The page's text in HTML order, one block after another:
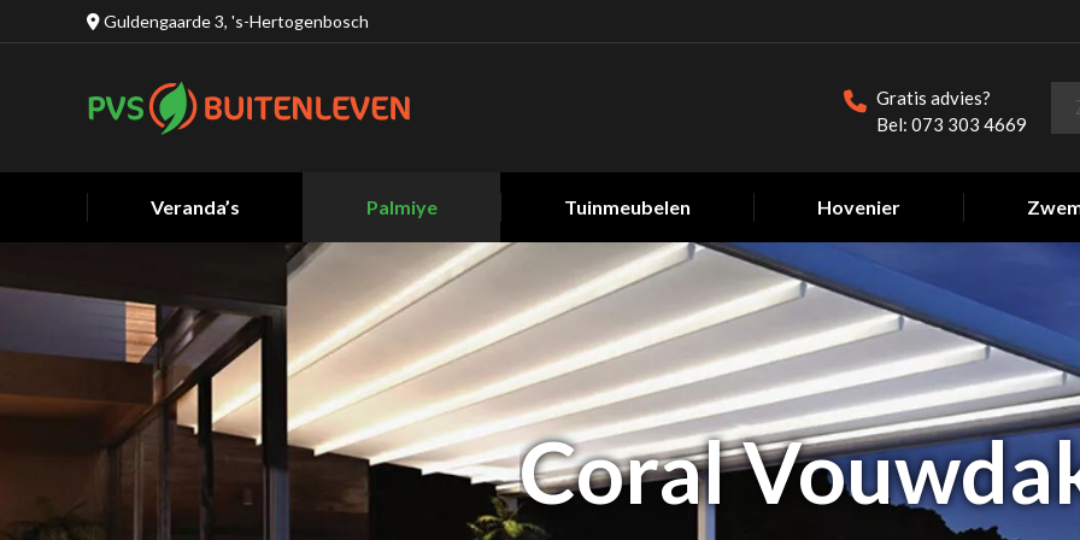
Guldengaarde 3, 's-Hertogenbosch
Gratis advies?
Bel: 073 303 4669
Veranda’s Palmiye Tuinmeubelen Hovenier
Coral